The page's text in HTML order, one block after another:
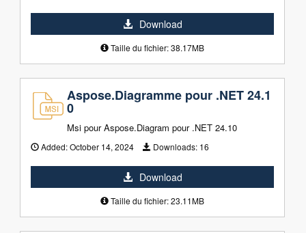
Download
Taille du fichier: 38.17MB
Aspose.Diagramme pour .NET 24.1
0
Msi pour Aspose.Diagram pour .NET 24.10
Added:October 14, 2024 Downloads: 16
Download
Taille du fichier: 23.11MB